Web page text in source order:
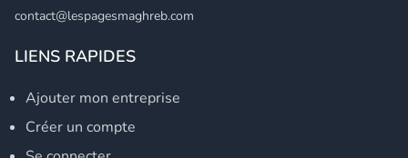
contact@lespagesmaghreb.com
LIENS RAPIDES
Ajouter mon entreprise
Créer un compte